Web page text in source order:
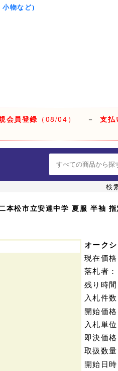
小物など)
会員登録 （08/04） －支払
検
松市立安達中学 夏服 半袖
オーク
現在価格
落札者：
残り時間
入札件数
開始価格
入札単位
即決価格
取扱数量
開始日時